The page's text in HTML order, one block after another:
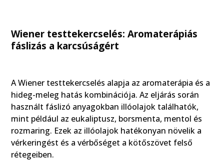
Wiener testtekercselés: Aromaterápiás
fáslizás a karcsúságért
A Wiener testtekercselés alapja az aromaterápia és a
hideg-meleg hatás kombinációja. Az eljárás során
használt fáslizó anyagokban illóolajok találhatók,
mint például az eukaliptusz, borsmenta, mentol és
rozmaring. Ezek az illóolajok hatékonyan növelik a
vérkeringést és a vérbőséget a kötőszövet felső
rétegeiben.